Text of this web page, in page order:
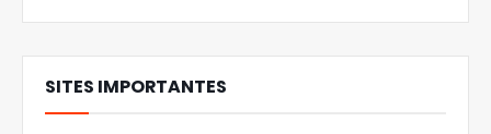
SITES IMPORTANTES